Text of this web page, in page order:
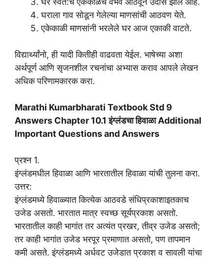
घराला गाव सोडून गेलेल्या माणसांची आठवण येते.
एकेकाळी माणसांनी भरलेले घर आज एकाकी वाटते.
विद्यार्थ्यांनो, ही यादी कितीही वाढवता येईल. भाषेच्या अशा
अर्थपूर्ण आणि सृजनशील रचनांचा अभ्यास कराव आपले लेखन
अधिक परिणामकारक करा.
Marathi Kumarbharati Textbook Std 9
Answers Chapter 10.1 इंग्लंडचा हिवाळा Additional
Important Questions and Answers
प्रश्न 1.
इंग्लंडमधील हिवाळा आणि भारतातील हिवाळा यांची तुलना करा.
उत्तर:
इंग्लंडमध्ये हिवाळ्यात कित्येक आठवडे संधिप्रकाशाइतकाच
उजेड असतो. भारतात मात्र स्वच्छ सूर्यप्रकाश असतो.
भारतातील काही भागांत तर अत्यंत प्रखर, तीव्र उजेड असतो;
तर काही भागांत उजेड भरपूर प्रमाणात असतो, पण तापमान
कमी असते. इंग्लंडमध्ये अर्धवट उजेडात प्रकाश व सावली यांचा